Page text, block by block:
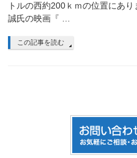
トルの西約200ｋｍの位置にあり
誠氏の映画『 …
この記事を読む